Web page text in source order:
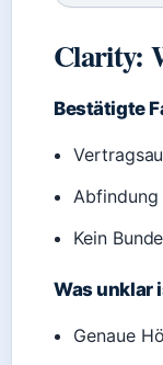
Clarity:
Bestätigte
Abfindung
Kein
Was unklar
Genaue